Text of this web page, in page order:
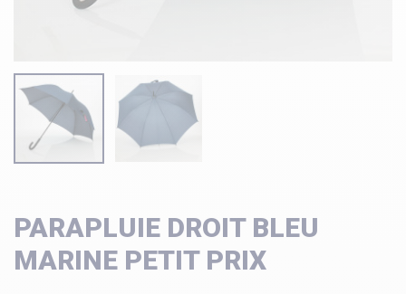
PARAPLUIE DROIT BLEU
MARINE PETIT PRIX